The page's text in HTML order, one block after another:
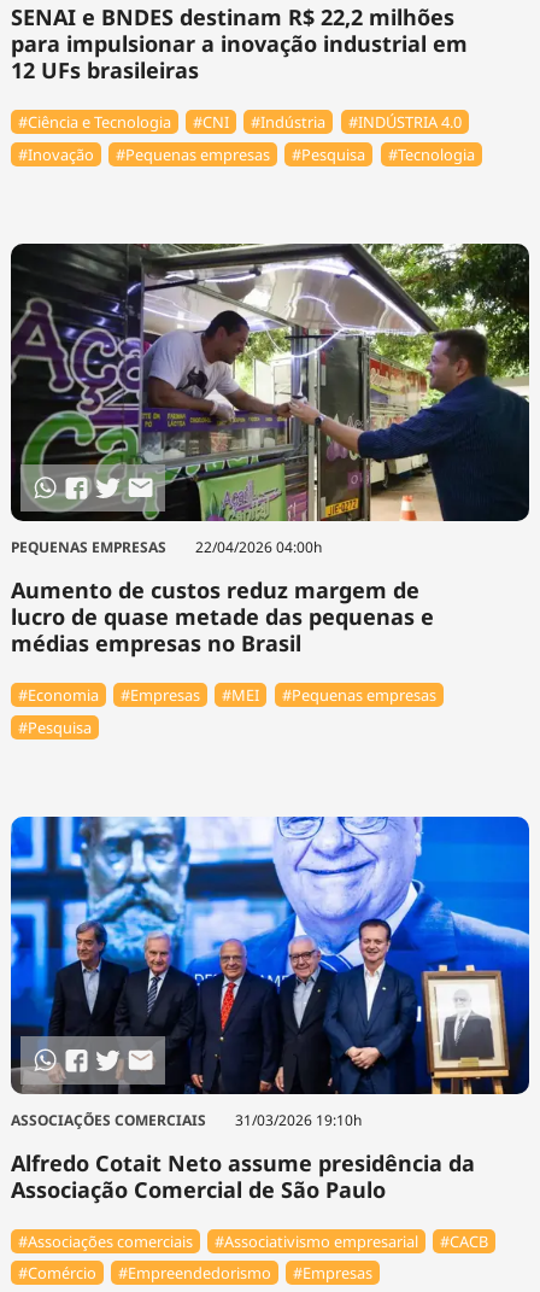
SENAI e BNDES destinam R$ 22,2 milhões
para impulsionar a inovação industrial em
12 UFs brasileiras
#Ciência e Tecnologia #CNI #Indústria
#INDÚSTRIA 4.0
#Inovação
#Pequenas empresas #Pesquisa #Tecnologia
PEQUENAS EMPRESAS 22/04/2026 04:00h
Aumento de custos reduz margem de
lucro de quase metade das pequenas e
médias empresas no Brasil
#Economia #Empresas #MEI
#Pequenas empresas
#Pesquisa
ASSOCIAÇÕES COMERCIAIS 31/03/2026 19:10h
Alfredo Cotait Neto assume presidência da
Associação Comercial de São Paulo
#Associações comerciais #Associativismo empresarial
#⁠CACB
#Comércio
#Empreendedorismo
#Empresas